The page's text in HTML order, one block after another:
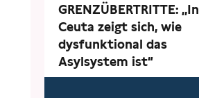
GRENZÜBERTRITTE: „In
Ceuta zeigt sich, wie
dysfunktional das
Asylsystem ist“